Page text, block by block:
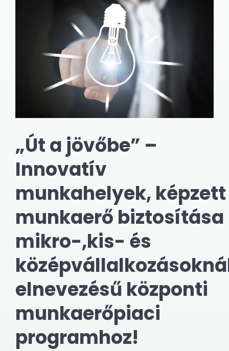
„Út a jövőbe” –
Innovatív
munkahelyek, képzett
munkaerő biztosítása
mikro-,kis- és
elnevezésű központi
munkaerőpiaci
programhoz!